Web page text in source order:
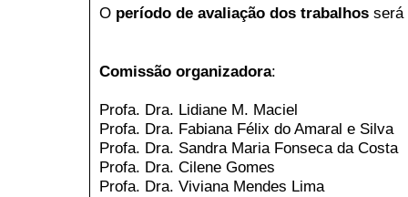
O período de avaliação dos trabalhos será
Comissão organizadora:
Profa. Dra. Lidiane M. Maciel
Profa. Dra. Fabiana Félix do Amaral e Silva
Profa. Dra. Sandra Maria Fonseca da Costa
Profa. Dra. Cilene Gomes
Profa. Dra. Viviana Mendes Lima